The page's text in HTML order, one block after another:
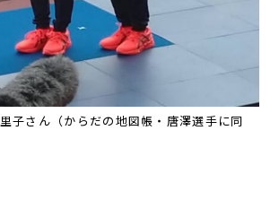
子さん（からだの地図帳・唐澤選手に同